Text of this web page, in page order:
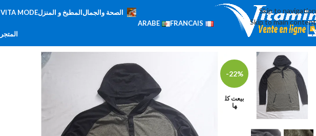
Skip to navigation
Skip to main content
FRANCAIS
ARABE
الصحة والجمالالمطبخ و المنزلVITA MODE ( ملابس و أحذية )
المتجر
-22%
بيعت كل
ها